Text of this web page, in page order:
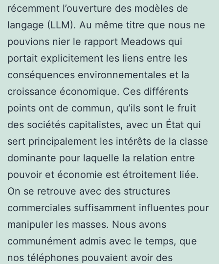
récemment l’ouverture des modèles de
langage (LLM). Au même titre que nous ne
pouvions nier le rapport Meadows qui
portait explicitement les liens entre les
conséquences environnementales et la
croissance économique. Ces différents
points ont de commun, qu’ils sont le fruit
des sociétés capitalistes, avec un État qui
sert principalement les intérêts de la classe
dominante pour laquelle la relation entre
pouvoir et économie est étroitement liée.
On se retrouve avec des structures
commerciales suffisamment influentes pour
manipuler les masses. Nous avons
communément admis avec le temps, que
nos téléphones pouvaient avoir des